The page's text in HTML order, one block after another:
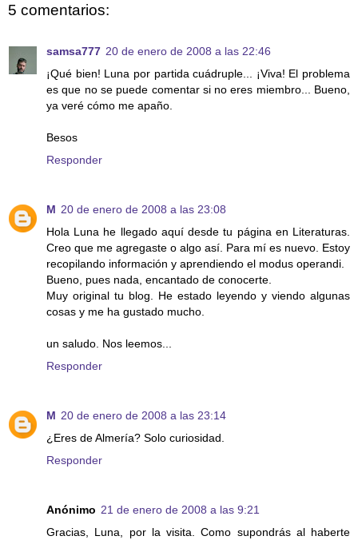
5 comentarios:
samsa777 20 de enero de 2008 a las 22:46
¡Qué bien! Luna por partida cuádruple... ¡Viva! El problema
es que no se puede comentar si no eres miembro... Bueno,
ya veré cómo me apaño.
Besos
Responder
M 20 de enero de 2008 a las 23:08
Hola Luna he llegado aquí desde tu página en Literaturas.
Creo que me agregaste o algo así. Para mí es nuevo. Estoy
recopilando información y aprendiendo el modus operandi.
Bueno, pues nada, encantado de conocerte.
Muy original tu blog. He estado leyendo y viendo algunas
cosas y me ha gustado mucho.
un saludo. Nos leemos...
Responder
M 20 de enero de 2008 a las 23:14
¿Eres de Almería? Solo curiosidad.
Responder
Anónimo 21 de enero de 2008 a las 9:21
Gracias, Luna, por la visita. Como supondrás al haberte